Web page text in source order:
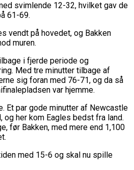
Bears Åbner FIBA Europe
Stort I Debut I Youth
League
Bears Skuffede Og
Champions League-
Champions League
Tobias Jensen Fik
I Testkamp Mod
Trail Blazers
Tobias Jensen Skal Møde
Trail Blazers I NBA-
Overtidsdrama Mod
Og Sæt Krydser I Din
Lebron James Vil Stå I
For USA Ved OL 2024
I Dansk Basket Boomer:
For 12. År I Træk
svimlende 12-32, hvilket gav de
61-69.
vendt på hovedet, og Bakken
muren.
i fjerde periode og
Med tre minutter tilbage af
sig foran med 76-71, og da så
var hjemme.
Et par gode minutter af Newcastle
og her kom Eagles bedst fra land.
før Bakken, med mere end 1,100
med 15-6 og skal nu spille